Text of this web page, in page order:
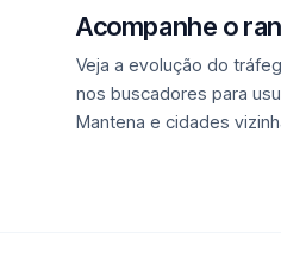
Acompanhe o
Veja a evolução do
nos buscadores para
Mantena e cidades